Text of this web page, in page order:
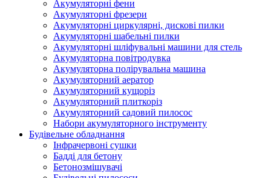
Акумуляторні фени
Акумуляторні фрезери
Акумуляторні циркулярні, дискові пилки
Акумуляторні шабельні пилки
Акумуляторні шліфувальні машини для стель
Акумуляторна повітродувка
Акумуляторна полірувальна машина
Акумуляторний аератор
Акумуляторний кущоріз
Акумуляторний плиткоріз
Акумуляторний садовий пилосос
Набори акумуляторного інструменту
Будівельне обладнання
Інфрачервоні сушки
Бадді для бетону
Бетонозмішувачі